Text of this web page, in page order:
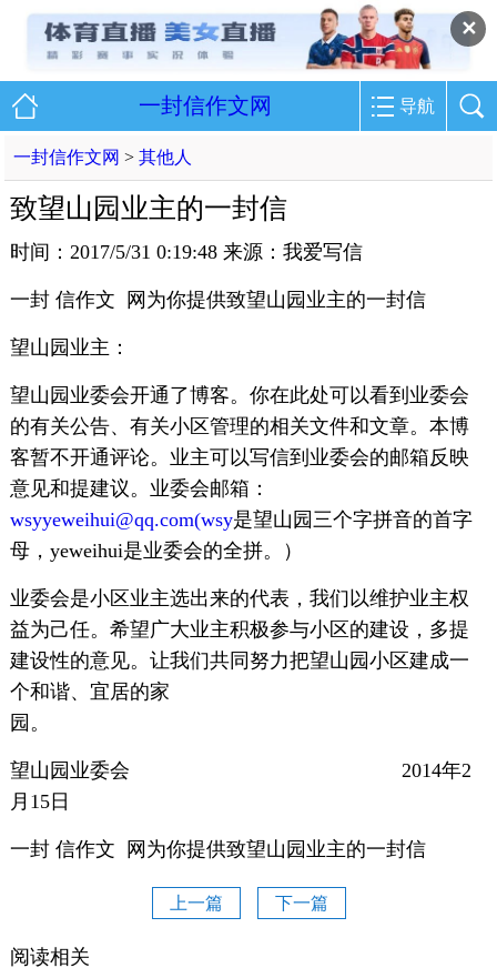
✕
一封信作文网 导航
一封信作文网 >其他人
致望山园业主的一封信
时间：2017/5/31 0:19:48 来源：我爱写信
一封 信作文 网为你提供致望山园业主的一封信
望山园业主：
望山园业委会开通了博客。你在此处可以看到业委会
的有关公告、有关小区管理的相关文件和文章。本博
客暂不开通评论。业主可以写信到业委会的邮箱反映
意见和提建议。业委会邮箱：
wsyyeweihui@qq.com(wsy是望山园三个字拼音的首字
母，yeweihui是业委会的全拼。）
业委会是小区业主选出来的代表，我们以维护业主权
益为己任。希望广大业主积极参与小区的建设，多提
建设性的意见。让我们共同努力把望山园小区建成一
个和谐、宜居的家
园
望山园业委会 2014年2
月15日
一封 信作文 网为你提供致望山园业主的一封信
上一篇 下一篇
阅读相关